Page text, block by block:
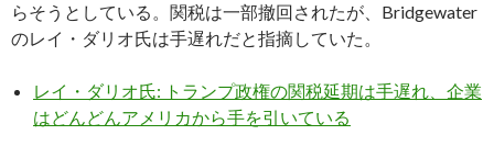
らそうとしている。関税は一部撤回されたが、Bridgewater
のレイ・ダリオ氏は手遅れだと指摘していた。
レイ・ダリオ氏: トランプ政権の関税延期は手遅れ、企業
はどんどんアメリカから手を引いている